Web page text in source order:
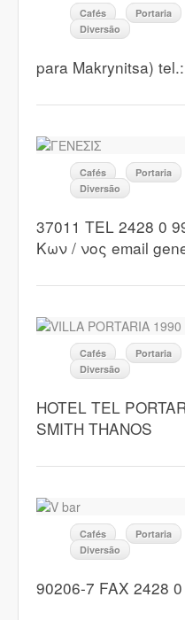
Cafés
Portaria
Diversão
para Makrynitsa)
Cafés
Portaria
Diversão
37011 TEL 2428 0
Κων / νος email
Cafés
Portaria
Diversão
HOTEL TEL
SMITH THANOS
Cafés
Portaria
Diversão
90206-7 FAX 2428